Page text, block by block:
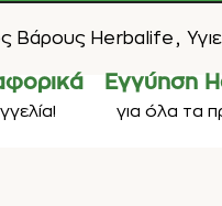
Βάρους Herbalife ,
Εγγύηση
για όλα τα